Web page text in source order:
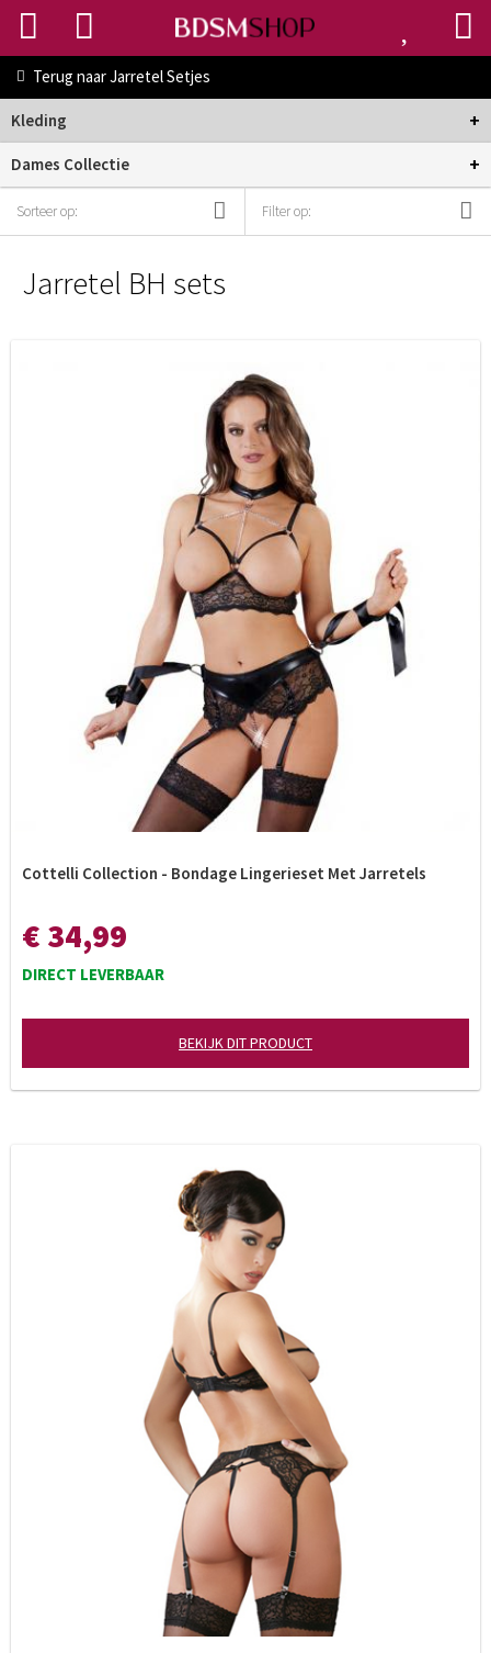
Terug naarJarretel Setjes
Kleding +
Dames Collectie +
Sorteer op: Filter op:
Jarretel BH sets
Cottelli Collection - Bondage Lingerieset Met Jarretels
€ 34,99
DIRECT LEVERBAAR
BEKIJK DIT PRODUCT